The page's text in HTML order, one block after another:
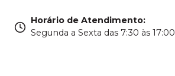
Horário de Atendimento:
Segunda a Sexta das 7:30 às 17:00